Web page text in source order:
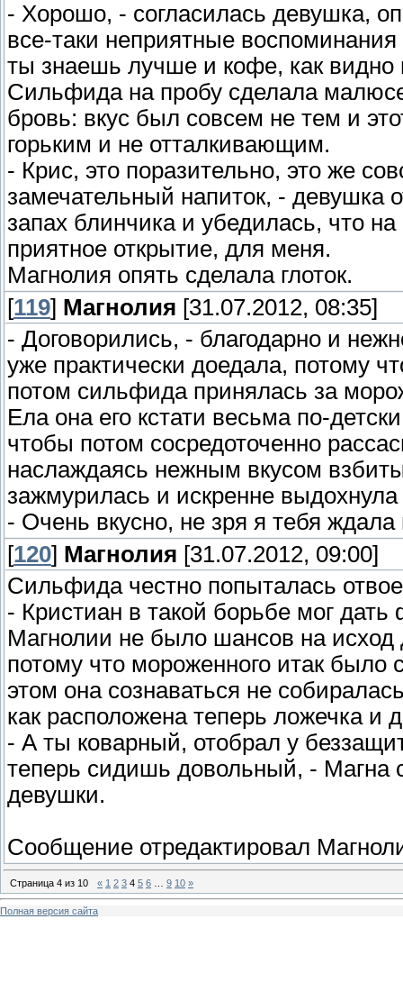
- Хорошо, - согласилась девушка,
все-таки неприятные
ты знаешь лучше и кофе, как видно
Сильфида на пробу сделала
бровь: вкус был совсем не тем и
горьким и не отталкивающим.
- Крис, это поразительно, это же
замечательный напиток, - девушка
запах блинчика и убедилась, что
приятное открытие, для меня.
Магнолия опять сделала глоток.
[119] Магнолия [31.07.2012, 08:35]
- Договорились, - благодарно и
уже практически доедала, потому
потом сильфида принялась за
Ела она его кстати весьма по-
чтобы потом сосредоточенно
наслаждаясь нежным вкусом
зажмурилась и искренне
- Очень вкусно, не зря я тебя
[120] Магнолия [31.07.2012, 09:00]
Сильфида честно попыталась
- Кристиан в такой борьбе мог
Магнолии не было шансов на исход
потому что мороженного итак
этом она сознаваться не
как расположена теперь ложечка и
- А ты коварный, отобрал у
теперь сидишь довольный, - Магна
девушки.
Сообщение отредактировал
Страница 4 из 10 « 1 2 3 4 5 6 9 10 »
Полная версия сайта